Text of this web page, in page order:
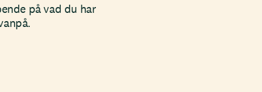
på vad du har